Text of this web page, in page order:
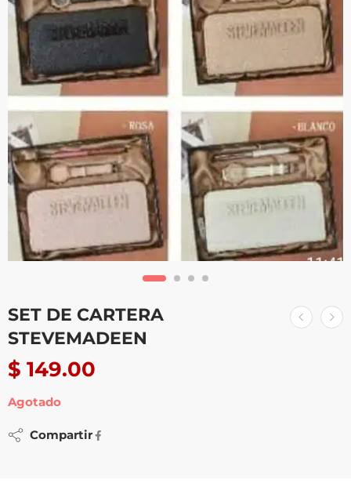
SET DE CARTERA
STEVEMADEEN
$ 149.00
Agotado
Compartir